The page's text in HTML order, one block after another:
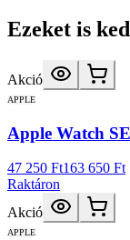
Ezeket is
Akció
APPLE
Apple Watch
47 250 Ft163 650 Ft
Raktáron
Akció
APPLE